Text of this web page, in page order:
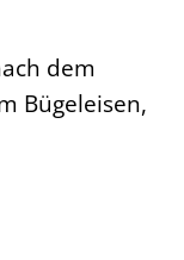
dem
Bügeleisen,